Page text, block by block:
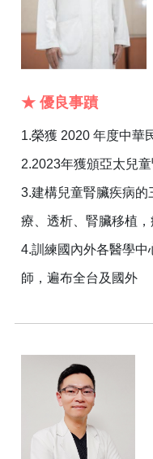
★ 優良事蹟
1.榮獲 2020 年度中華
2.2023年獲頒亞太兒
3.建構兒童腎臟疾病
療、透析、腎臟移植
4.訓練國內外各醫學
師，遍布全台及國外